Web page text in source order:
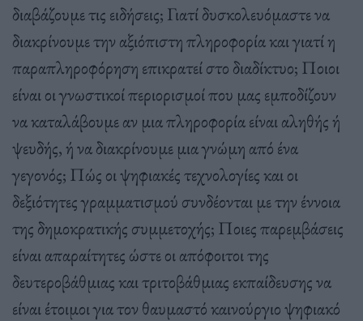
διαβάζουµε τις ειδήσεις; Γιατί δυσκολευόµαστε να
διακρίνουµε την αξιόπιστη πληροφορία και γιατί η
παραπληροφόρηση επικρατεί στο διαδίκτυο; Ποιοι
είναι οι γνωστικοί περιορισµοί που µας εµποδίζουν
να καταλάβουµε αν µια πληροφορία είναι αληθής ή
ψευδής, ή να διακρίνουµε µια γνώµη από ένα
γεγονός; Πώς οι ψηφιακές τεχνολογίες και οι
δεξιότητες γραµµατισµού συνδέονται µε την έννοια
της δηµοκρατικής συµµετοχής; Ποιες παρεµβάσεις
είναι απαραίτητες ώστε οι απόφοιτοι της
δευτεροβάθµιας και τριτοβάθµιας εκπαίδευσης να
είναι έτοιµοι για τον θαυµαστό καινούργιο ψηφιακό